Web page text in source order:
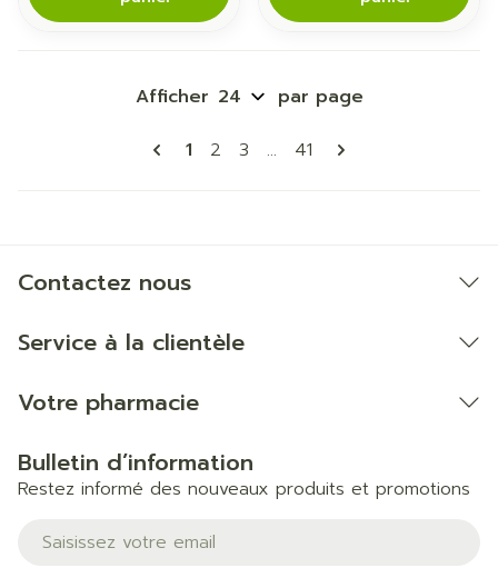
Pages
Vous lisez actuellement la page
1 Page
2 Page
3 ... Page
41
Afficher par page
Contactez nous
Service à la clientèle
Votre pharmacie
Bulletin d’information
Restez informé des nouveaux produits et promotions
Adresse mail